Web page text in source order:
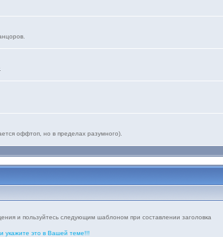
оффтоп, но в пределах разумного).
и пользуйтесь следующим шаблоном при составлении заголовка
укажите это в Вашей теме!!!